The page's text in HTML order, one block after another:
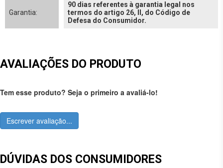
Garantia:
90 dias referentes à garantia legal nos
termos do artigo 26, II, do Código de
Defesa do Consumidor.
AVALIAÇÕES DO PRODUTO
Tem esse produto? Seja o primeiro a avaliá-lo!
Escrever avaliação...
DÚVIDAS DOS CONSUMIDORES